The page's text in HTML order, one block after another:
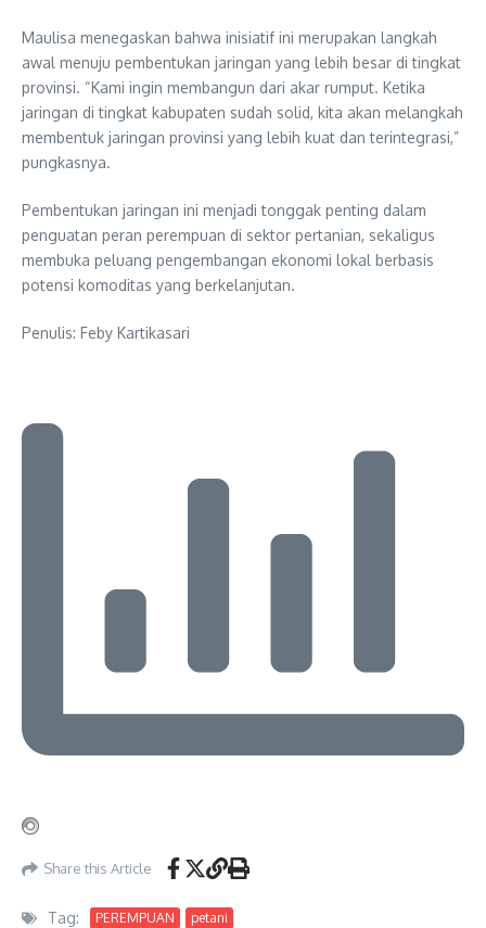
Maulisa menegaskan bahwa inisiatif ini merupakan langkah
awal menuju pembentukan jaringan yang lebih besar di tingkat
provinsi. “Kami ingin membangun dari akar rumput. Ketika
jaringan di tingkat kabupaten sudah solid, kita akan melangkah
membentuk jaringan provinsi yang lebih kuat dan terintegrasi,”
pungkasnya.
Pembentukan jaringan ini menjadi tonggak penting dalam
penguatan peran perempuan di sektor pertanian, sekaligus
membuka peluang pengembangan ekonomi lokal berbasis
potensi komoditas yang berkelanjutan.
Penulis: Feby Kartikasari
Share this Article
Tag: PEREMPUAN petani